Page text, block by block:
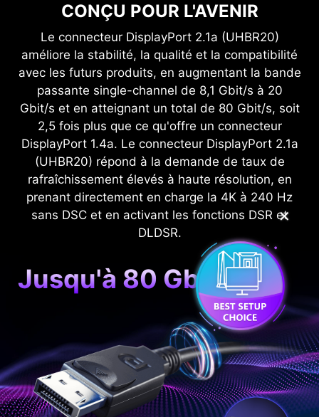
CONÇU POUR L'AVENIR
Le connecteur DisplayPort 2.1a (UHBR20)
améliore la stabilité, la qualité et la compatibilité
avec les futurs produits, en augmentant la bande
passante single-channel de 8,1 Gbit/s à 20
Gbit/s et en atteignant un total de 80 Gbit/s, soit
2,5 fois plus que ce qu'offre un connecteur
DisplayPort 1.4a. Le connecteur DisplayPort 2.1a
(UHBR20) répond à la demande de taux de
rafraîchissement élevés à haute résolution, en
prenant directement en charge la 4K à 240 Hz
sans DSC et en activant les fonctions DSR et
DLDSR.
Jusqu'à 80 Gb/s
✕